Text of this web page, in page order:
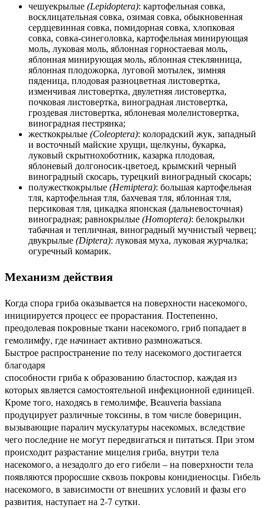
чешуекрылые (Lepidoptera): картофельная совка,
восклицательная совка, озимая совка, обыкновенная
сердцевинная совка, помидорная совка, хлопковая
совка, совка-синеголовка, картофельная минирующая
моль, луковая моль, яблонная горностаевая моль,
яблонная минирующая моль, яблонная стеклянница,
яблонная плодожорка, луговой мотылек, зимняя
пяденица, плодовая разноцветная листовертка,
изменчивая листовертка, двулетняя листовертка,
почковая листовертка, виноградная листовертка,
гроздевая листовертка, яблоневая молелистовертка,
виноградная пестрянка;
жесткокрылые (Coleoptera): колорадский жук, западный
и восточный майские хрущи, щелкуны, букарка,
луковый скрытнохоботник, казарка плодовая,
яблоневый долгоносик-цветоед, крымский черный
виноградный скосарь, турецкий виноградный скосарь;
полужесткокрылые (Hemiptera): большая картофельная
тля, картофельная тля, бахчевая тля, яблонная тля,
персиковая тля, цикадка японская (дальневосточная)
виноградная; равнокрылые (Homoptera): белокрылки
табачная и тепличная, виноградный мучнистый червец;
двукрылые (Diptera): луковая муха, луковая журчалка;
огуречный комарик.
Механизм действия
Когда спора гриба оказывается на поверхности насекомого,
инициируется процесс ее прорастания. Постепенно,
преодолевая покровные ткани насекомого, гриб попадает в
гемолимфу, где начинает активно размножаться.
Быстрое распространение по телу насекомого достигается
благодаря
способности гриба к образованию бластоспор, каждая из
которых является самостоятельной инфекционной единицей.
Кроме того, находясь в гемолимфе, Beauveria bassiana
продуцирует различные токсины, в том числе боверицин,
вызывающие паралич мускулатуры насекомых, вследствие
чего последние не могут передвигаться и питаться. При этом
происходит разрастание мицелия гриба, внутри тела
насекомого, а незадолго до его гибели – на поверхности тела
появляются проросшие сквозь покровы конидиеносцы. Гибель
насекомого, в зависимости от внешних условий и фазы его
развития, наступает на 2-7 сутки.